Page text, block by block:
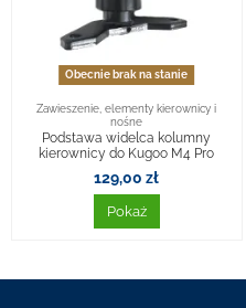
Obecnie brak na stanie
Zawieszenie, elementy kierownicy i
nośne
Podstawa widelca kolumny
kierownicy do Kugoo M4 Pro
129,00 zł
Pokaż